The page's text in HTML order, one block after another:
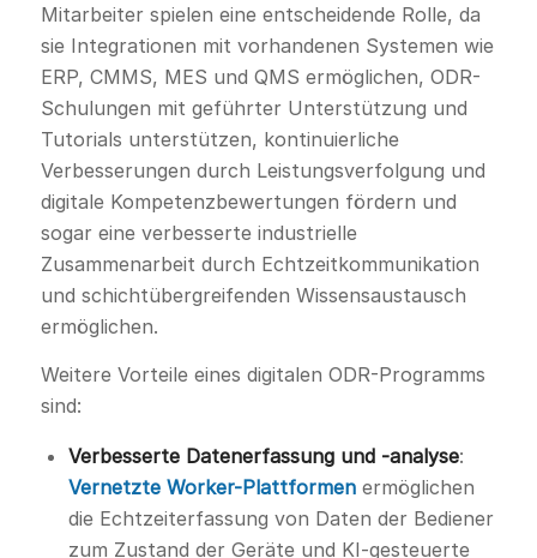
Mitarbeiter spielen eine entscheidende Rolle, da
sie Integrationen mit vorhandenen Systemen wie
ERP, CMMS, MES und QMS ermöglichen, ODR-
Schulungen mit geführter Unterstützung und
Tutorials unterstützen, kontinuierliche
Verbesserungen durch Leistungsverfolgung und
digitale Kompetenzbewertungen fördern und
sogar eine verbesserte industrielle
Zusammenarbeit durch Echtzeitkommunikation
und schichtübergreifenden Wissensaustausch
ermöglichen.
Weitere Vorteile eines digitalen ODR-Programms
sind:
Verbesserte Datenerfassung und -analyse:
Vernetzte Worker-Plattformenermöglichen
die Echtzeiterfassung von Daten der Bediener
zum Zustand der Geräte und KI-gesteuerte